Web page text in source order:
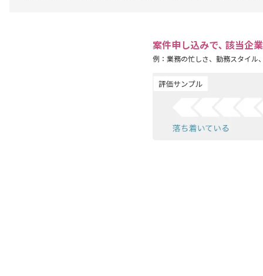
案件申し込みで､ 該当企
例：業務の忙しさ、勤務スタイル